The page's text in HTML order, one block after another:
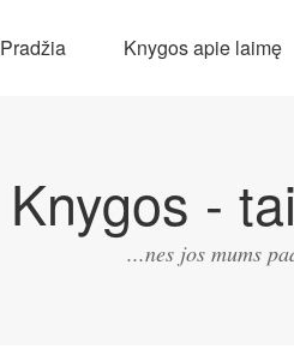
Pradžia Knygos apie laimę
Knygos -
...nes jos mums